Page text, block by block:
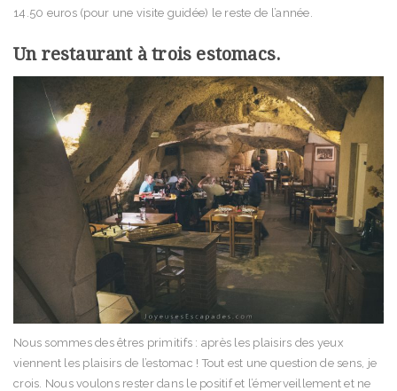
14.50 euros (pour une visite guidée) le reste de l’année.
Un restaurant à trois estomacs.
Nous sommes des êtres primitifs : après les plaisirs des yeux
viennent les plaisirs de l’estomac ! Tout est une question de sens, je
crois. Nous voulons rester dans le positif et l’émerveillement et ne